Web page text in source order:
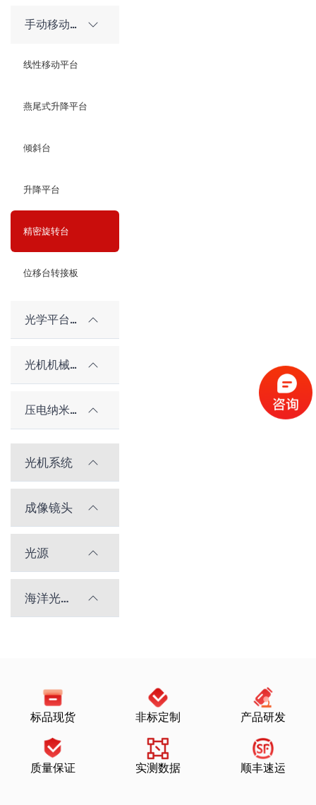
手动移动平台（老型号）
线性移动平台
燕尾式升降平台
倾斜台
升降平台
精密旋转台
位移台转接板
光学平台和隔振系统
光机机械件及配件
压电纳米位移台
光机系统
成像镜头
光源
海洋光学光谱仪
标品现货 非标定制 产品研发
质量保证 实测数据 顺丰速运